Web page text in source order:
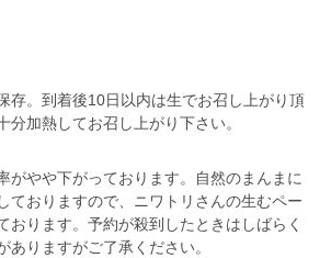
存。到着後10日以内は生でお召し上がり頂
分加熱してお召し上がり下さい。
がやや下がっております。自然のまんまに
ておりますので、ニワトリさんの生むペー
おります。予約が殺到したときはしばらく
ありますがご了承ください。